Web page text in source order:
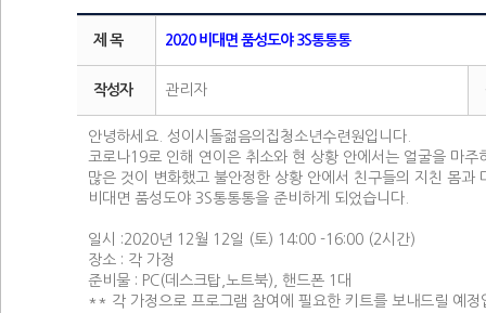
제 목 2020 비대면 품성도야 3S통통통
작성자 관리자
안녕하세요. 성이시돌젊음의집청소년수련원입니다.
코로나19로 인해 연이은 취소와 현 상황 안에서는 얼굴을 마주
많은 것이 변화했고 불안정한 상황 안에서 친구들의 지친 몸
비대면 품성도야 3S통통통을 준비하게 되었습니다.
일시 :2020년 12월 12일 (토) 14:00 -16:00 (2시간)
장소 : 각 가정
준비물 : PC(데스크탑,노트북), 핸드폰 1대
** 각 가정으로 프로그램 참여에 필요한 키트를 보내드릴 예